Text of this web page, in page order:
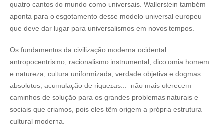
quatro cantos do mundo como universais. Wallerstein também
aponta para o esgotamento desse modelo universal europeu
que deve dar lugar para universalismos em novos tempos.
Os fundamentos da civilização moderna ocidental:
antropocentrismo, racionalismo instrumental, dicotomia homem
e natureza, cultura uniformizada, verdade objetiva e dogmas
absolutos, acumulação de riquezas... não mais oferecem
caminhos de solução para os grandes problemas naturais e
sociais que criamos, pois eles têm origem a própria estrutura
cultural moderna.